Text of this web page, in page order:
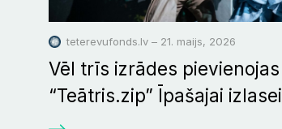
teterevufonds.lv – 21. maijs, 2026
Vēl trīs izrādes pievienojas
“Teātris.zip” Īpašajai izlasei